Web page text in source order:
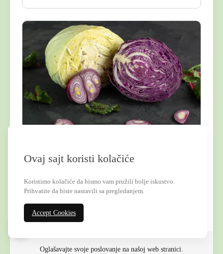
Kupus: Hranljive vrednosti i zdravstvene
Ishrana
Oglašavajte svoje poslovanje na našoj web stranici.
Ovaj sajt koristi kolačiće
Koristimo kolačiće da bismo vam pružili bolje iskustvo.
Prihvatite da biste nastavili sa pregledanjem.
Accept Cookies